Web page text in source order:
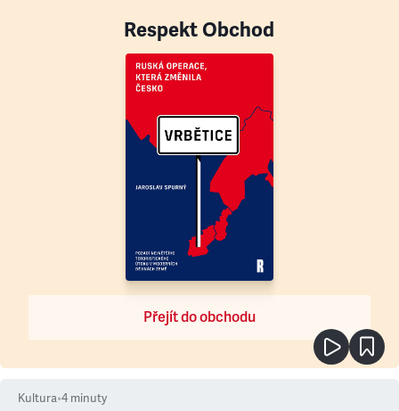
Respekt Obchod
Přejít do obchodu
Kultura•4 minuty